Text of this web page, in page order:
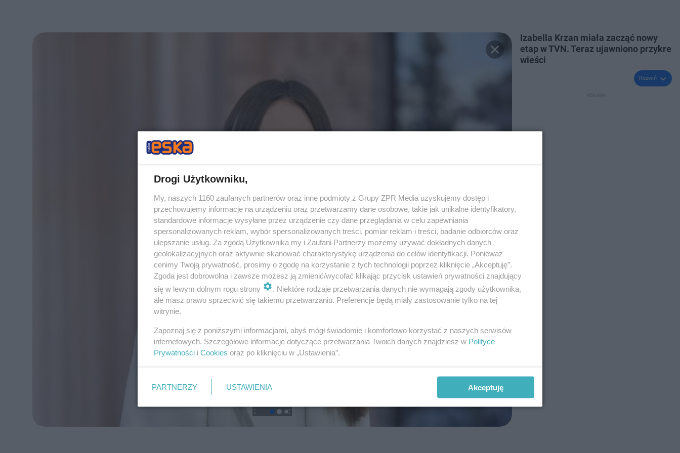
Izabella Krzan miała zacząć nowy
etap w TVN. Teraz ujawniono przykre
wieści
Rozwiń
Drogi Użytkowniku,
My, naszych 1160 zaufanych partnerów oraz inne podmioty z Grupy ZPR Media uzyskujemy dostęp i
przechowujemy informacje na urządzeniu oraz przetwarzamy dane osobowe, takie jak unikalne identyfikatory,
standardowe informacje wysyłane przez urządzenie czy dane przeglądania w celu zapewniania
spersonalizowanych reklam, wybór spersonalizowanych treści, pomiar reklam i treści, badanie odbiorców oraz
ulepszanie usług. Za zgodą Użytkownika my i Zaufani Partnerzy możemy używać dokładnych danych
geolokalizacyjnych oraz aktywnie skanować charakterystykę urządzenia do celów identyfikacji. Ponieważ
cenimy Twoją prywatność, prosimy o zgodę na korzystanie z tych technologii poprzez kliknięcie „Akceptuję”.
Zgoda jest dobrowolna i zawsze możesz ją zmienić/wycofać klikając przycisk ustawień prywatności znajdujący
się w lewym dolnym rogu strony
. Niektóre rodzaje przetwarzania danych nie wymagają zgody użytkownika,
ale masz prawo sprzeciwić się takiemu przetwarzaniu. Preferencje będą miały zastosowanie tylko na tej
witrynie.
Zapoznaj się z poniższymi informacjami, abyś mógł świadomie i komfortowo korzystać z naszych serwisów
internetowych. Szczegółowe informacje dotyczące przetwarzania Twoich danych znajdziesz w Polityce
Prywatności i Cookies oraz po kliknięciu w „Ustawienia”.
PARTNERZY USTAWIENIA Akceptuję